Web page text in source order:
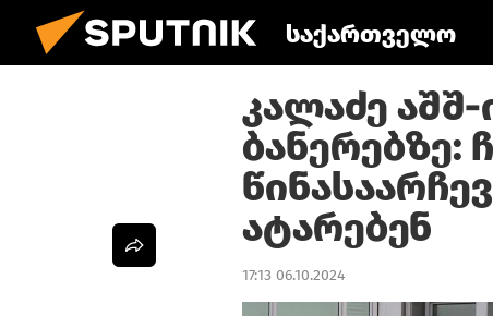
საქართველო
კალაძე
ბანერებზე:
ატარებენ
17:13 06.10.2024